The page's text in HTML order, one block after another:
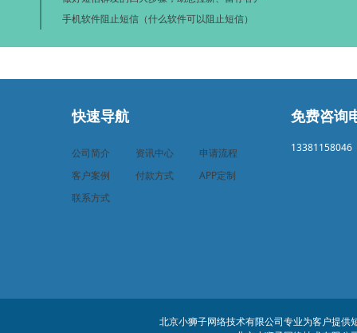
手机软件阻止短信（什么软件可以阻止短信）
快速导航
公司简介 资讯中心
申请流程
客户案例
付款方式
APP定制
联系方式
免费咨询
13381158046
北京小狮子网络技术有限公司专业为客户提